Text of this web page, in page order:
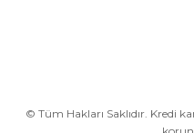
© Tüm Hakları Saklıdır. Kredi